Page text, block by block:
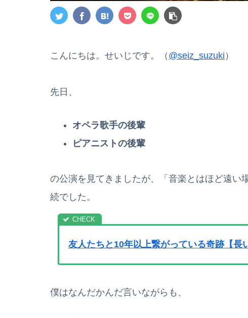
こんにちは。せいじです。（ @seiz_suzuki ）
先日、
オペラ歌手の後輩
ピアニストの後輩
の公演を見てきましたが、「音楽とはほど遠い
続でした。
友人たちと10年以上繋がっている奇跡【長
僕はなんだかんだ言いながらも、